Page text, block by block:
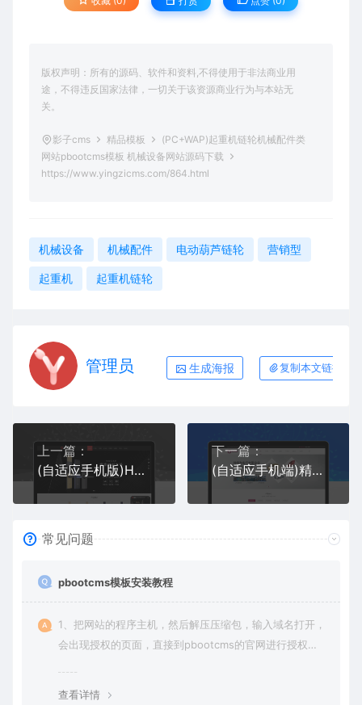
版权声明：所有的源码、软件和资料,不得使用于非法商业用
途，不得违反国家法律，一切关于该资源商业行为与本站无
关。
影子cms 精品模板
(PC+WAP)起重机链轮机械配件类
网站pbootcms模板 机械设备网站源码下载
https://www.yingzicms.com/864.html
机械设备 机械配件 电动葫芦链轮 营销型
起重机 起重机链轮
管理员 生成海报 复制本文链接
上一篇：
(自适应手机版)HTML5智能锁具电子产品研发类网站pbootcms模板 电子智能锁网站源码下载
下一篇：
(自适应手机端)精工机械类网站pbootcms模板 机械轴承零件网站源码下载
常见问题
pbootcms模板安装教程
1、把网站的程序主机，然后解压压缩包，输入域名打开，
会出现授权的页面，直接到pbootcms的官网进行授权
查看详情